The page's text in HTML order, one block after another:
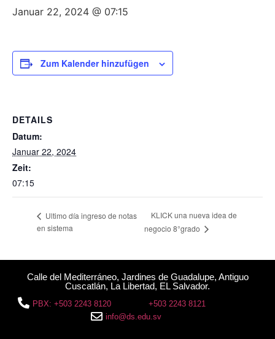
Januar 22, 2024 @ 07:15
Zum Kalender hinzufügen
DETAILS
Datum:
Januar 22, 2024
Zeit:
07:15
Ultimo día ingreso de notas
en sistema
KLICK una nueva idea de
negocio 8°grado
Calle del Mediterráneo, Jardines de Guadalupe, Antiguo
Cuscatlán, La Libertad, EL Salvador.
PBX: +503 2243 8120
+503 2243 8121
info@ds.edu.sv